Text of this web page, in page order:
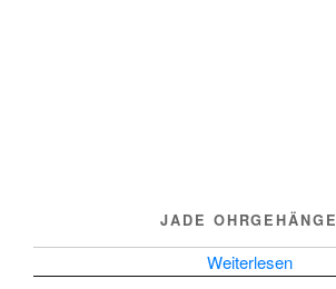
JADE OHRGEHÄNGE
Weiterlesen